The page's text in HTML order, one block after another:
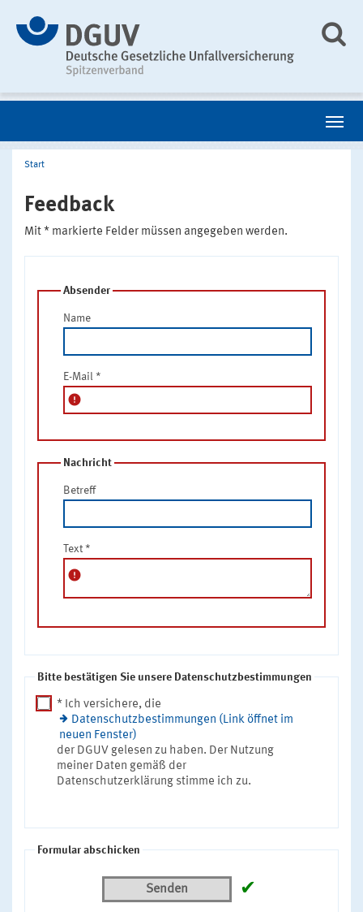
Start
Feedback
Mit * markierte Felder müssen angegeben werden.
Absender
Name
E-Mail *
error
Nachricht
Betreff
Text *
error
Bitte bestätigen Sie unsere Datenschutzbestimmungen
* Ich versichere, die
Datenschutzbestimmungen (Link öffnet im
neuen Fenster)
der DGUV gelesen zu haben. Der Nutzung
meiner Daten gemäß der
Datenschutzerklärung stimme ich zu.
Formular abschicken
Senden ✔